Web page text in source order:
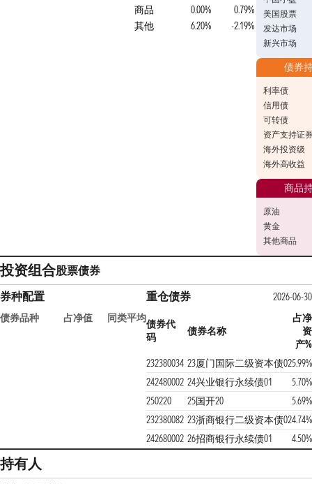
商品
0.00%
0.79%
其他
6.20% -2.19%
美国股票
发达市场
新兴市场
债券
利率债
信用债
可转债
资产支持证
海外投资级
海外高收益
商品
原油
黄金
其他商品
投资组合股票债券
券种配置
债券品种 占净值 同类平均
重仓债券 2026-06-30
债券代
码
债券名称
占净
资
产%
232380034 23厦门国际二级资本债025.99%
242480002 24兴业银行永续债01
5.70%
250220
25国开20
5.69%
232380082 23浙商银行二级资本债024.74%
242680002 26招商银行永续债01 4.50%
持有人